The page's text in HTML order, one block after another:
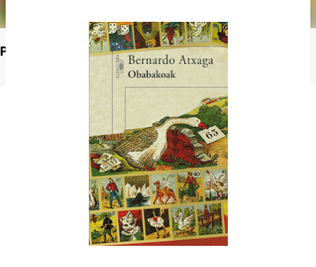
Poet's Abbey (Blog de lecturas)